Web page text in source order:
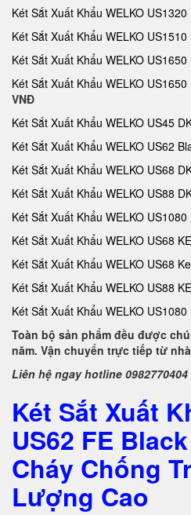
Két Sắt Xuất Khẩu WELKO US1320
Két Sắt Xuất Khẩu WELKO US1510
Két Sắt Xuất Khẩu WELKO US1650
Két Sắt Xuất Khẩu WELKO
VNĐ
Két Sắt Xuất Khẩu WELKO US45
Két Sắt Xuất Khẩu WELKO US62
Két Sắt Xuất Khẩu WELKO US68
Két Sắt Xuất Khẩu WELKO US88
Két Sắt Xuất Khẩu WELKO US1080
Két Sắt Xuất Khẩu WELKO US68
Két Sắt Xuất Khẩu WELKO US68
Két Sắt Xuất Khẩu WELKO US88
Két Sắt Xuất Khẩu WELKO US1080
Toàn bộ sản phẩm đều được
năm. Vận chuyển trực tiếp từ
Liên hệ ngay hotline
Két Sắt Xuất
US62 FE
Cháy Chống
Lượng Cao